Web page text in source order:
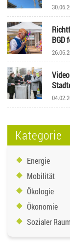
BGD
Kategorie
Energie
Mobilität
Ökologie
Ökonomie
Sozialer Raum